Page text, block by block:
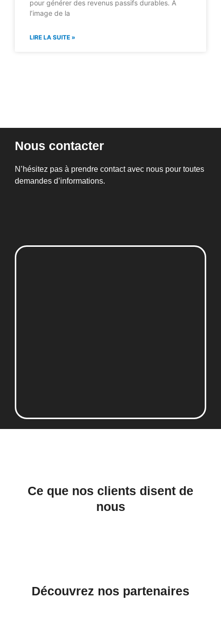
pour générer des revenus passifs durables. À
l’image de la
LIRE LA SUITE »
Nous contacter
N’hésitez pas à prendre contact avec nous pour toutes
demandes d’informations.
Ce que nos clients disent de
nous
Découvrez nos partenaires